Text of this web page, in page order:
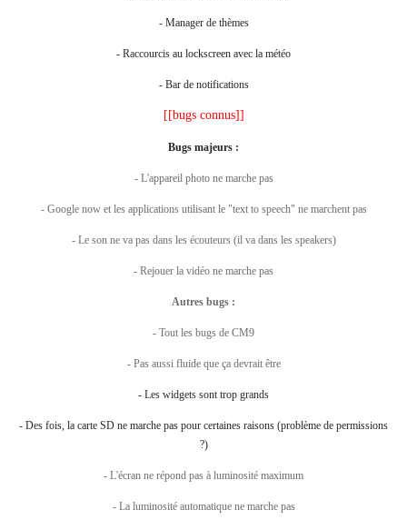
- Manager de thèmes
- Raccourcis au lockscreen avec la météo
- Bar de notifications
[[bugs connus]]
Bugs majeurs :
- L'appareil photo ne marche pas
- Google now et les applications utilisant le "text to speech" ne marchent pas
- Le son ne va pas dans les écouteurs (il va dans les speakers)
- Rejouer la vidéo ne marche pas
Autres bugs :
- Tout les bugs de CM9
- Pas aussi fluide que ça devrait être
- Les widgets sont trop grands
- Des fois, la carte SD ne marche pas pour certaines raisons (problème de permissions
?)
- L'écran ne répond pas à luminosité maximum
- La luminosité automatique ne marche pas